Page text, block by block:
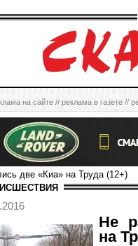
на сайте//реклама в газете//
две «Киа» на Труда (12+)
Не
на